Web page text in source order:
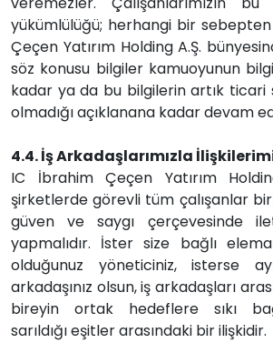
yükümlülüğü; herhangi bir
Çeçen Yatırım Holding A.Ş.
söz konusu bilgiler kamuoyunun
kadar ya da bu bilgilerin artık ticari
olmadığı açıklanana kadar devam
4.4. İş Arkadaşlarımızla
IC İbrahim Çeçen Yatırım
şirketlerde görevli tüm çalışanlar
güven ve saygı çerçevesinde
yapmalıdır. İster size bağlı
olduğunuz yöneticiniz, isterse
arkadaşınız olsun, iş arkadaşları
bireyin ortak hedeflere sıkı
sarıldığı eşitler arasındaki bir ilişkidir.